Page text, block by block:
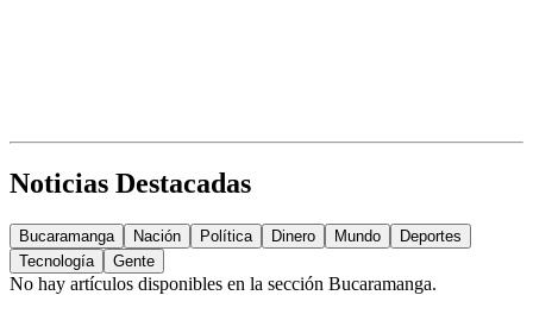
Noticias Destacadas
Bucaramanga Nación Política Dinero Mundo
Deportes
Tecnología
Gente
No hay artículos disponibles en la sección Bucaramanga.